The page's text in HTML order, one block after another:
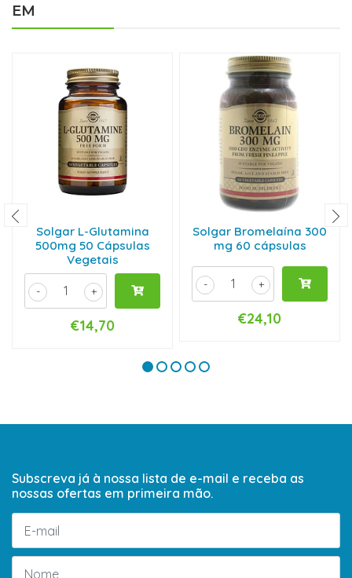
EM
Solgar L-Glutamina
500mg 50 Cápsulas
Vegetais
+
-
€14,70
Solgar Bromelaína 300
mg 60 cápsulas
+
-
€24,10
Subscreva já à nossa lista de e-mail e receba as
nossas ofertas em primeira mão.